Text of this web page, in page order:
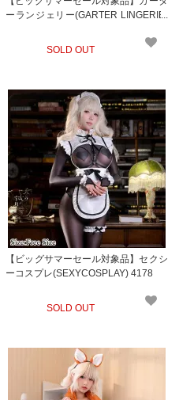
ーランジェリー(GARTER LINGERIE)
SOLD OUT
【ビッグサマーセール対象品】セクシ
ーコスプレ(SEXYCOSPLAY) 4178
SOLD OUT